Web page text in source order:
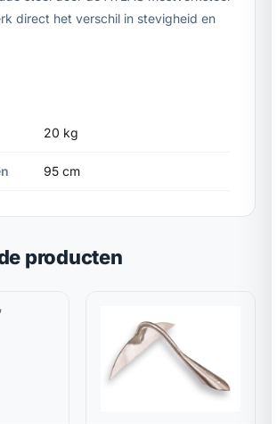
direct het verschil in stevigheid en
20 kg
95 cm
producten